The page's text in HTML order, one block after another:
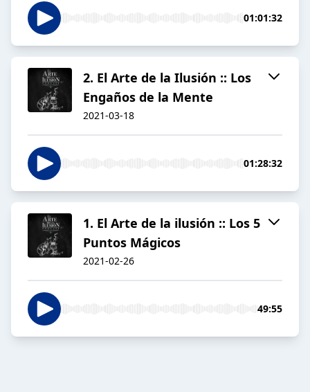
01:01:32
2. El Arte de la Ilusión :: Los
Engaños de la Mente
2021-03-18
01:28:32
1. El Arte de la ilusión :: Los 5
Puntos Mágicos
2021-02-26
49:55